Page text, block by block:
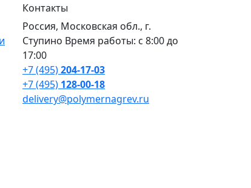
Контакты
Россия, Московская обл., г.
Ступино Время работы: с 8:00 до
17:00
+7 (495)204-17-03
+7 (495) 128-00-18
delivery@polymernagrev.ru